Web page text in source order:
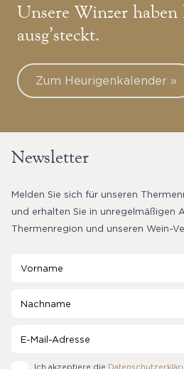
Unsere Winzer
ausg’steckt.
Zum Heurigenkalender »
Newsletter
Melden Sie sich für unseren
und erhalten Sie in unregelmäßigen
Thermenregion und unseren Wein-
Ich akzeptiere die